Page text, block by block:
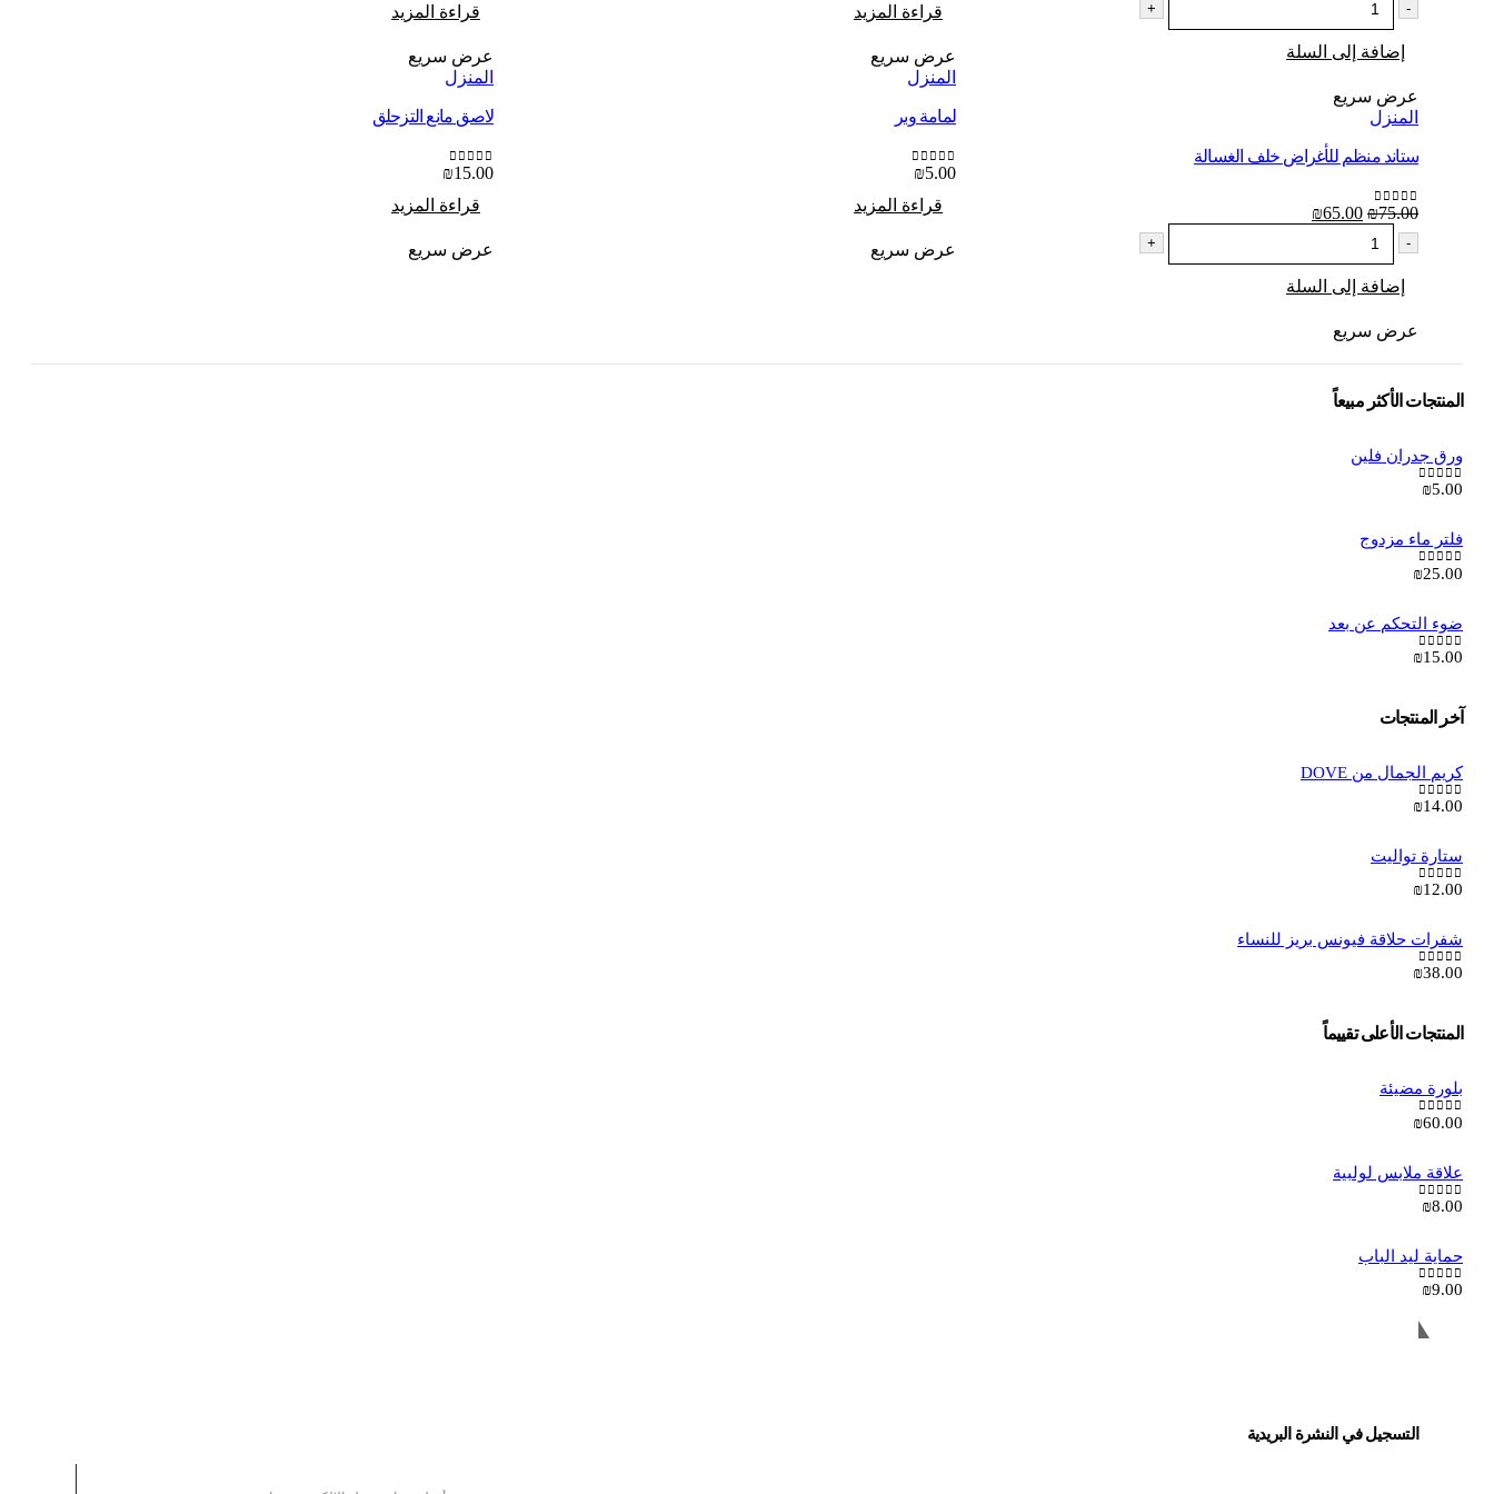
-
+
إضافة إلى السلة
عرض سريع
المنزل
ستاند منظم للأغراض خلف الغسالة
0
out of 5
₪75.00
السعر
₪75.00.
₪65.00
-
+
إضافة إلى السلة
عرض سريع
قراءة المزيد
عرض سريع
المنزل
لمامة وبر
0
out of 5
₪5.00
قراءة المزيد
عرض سريع
قراءة المزيد
عرض سريع
المنزل
لاصق مانع التزحلق
0
out of 5
₪15.00
قراءة المزيد
عرض سريع
المنتجات الأكثر مبيعاً
ورق جدران فلين
0
out of 5
₪5.00
فلتر ماء مزدوج
0
out of 5
₪25.00
ضوء التحكم عن بعد
0
out of 5
₪15.00
آخر المنتجات
كريم الجمال من DOVE
0
out of 5
₪14.00
ستارة تواليت
0
out of 5
₪12.00
شفرات حلاقة فيونس بريز للنساء
0
out of 5
₪38.00
المنتجات الأعلى تقييماً
بلورة مضيئة
0
out of 5
₪60.00
علاقة ملابس لولبية
0
out of 5
₪8.00
حماية ليد الباب
0
out of 5
₪9.00
التسجيل في النشرة البريدية